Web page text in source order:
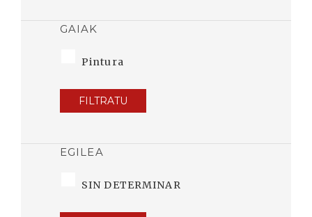
GAIAK
Pintura
FILTRATU
EGILEA
SIN DETERMINAR